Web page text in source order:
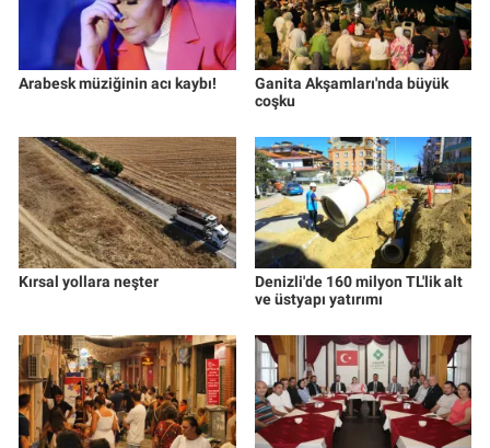
Arabesk müziğinin acı kaybı!
Ganita Akşamları'nda büyük
coşku
Kırsal yollara neşter
Denizli'de 160 milyon TL'lik alt
ve üstyapı yatırımı